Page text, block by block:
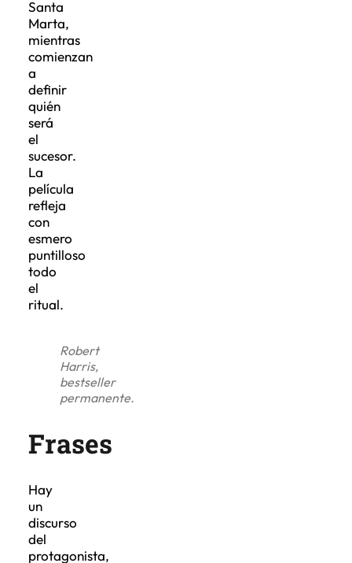
Santa
Marta,
mientras
comienzan
a
definir
quién
será
el
sucesor.
La
película
refleja
con
esmero
puntilloso
todo
el
ritual.
Robert
Harris,
bestseller
permanente.
Frases
Hay
un
discurso
del
protagonista,